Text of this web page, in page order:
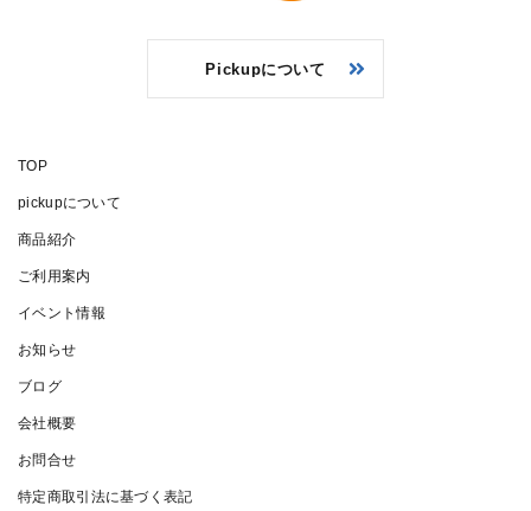
Pickupについて
TOP
pickupについて
商品紹介
ご利用案内
イベント情報
お知らせ
ブログ
会社概要
お問合せ
特定商取引法に基づく表記